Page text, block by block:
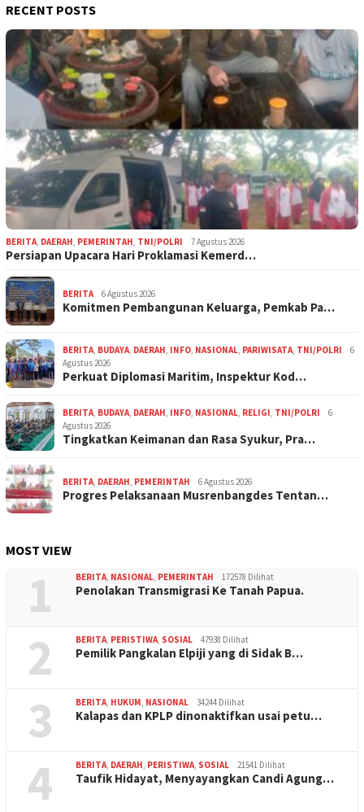
RECENT POSTS
BERITA DAERAH PEMERINTAH TNI/POLRI 7 Agustus 2026
Persiapan Upacara Hari Proklamasi Kemerd…
BERITA 6 Agustus 2026
Komitmen Pembangunan Keluarga, Pemkab Pa…
BERITA BUDAYA DAERAH INFO NASIONAL PARIWISATA TNI/POLRI
6
Agustus 2026
Perkuat Diplomasi Maritim, Inspektur Kod…
BERITA BUDAYA DAERAH INFO NASIONAL RELIGI TNI/POLRI
6
Agustus 2026
Tingkatkan Keimanan dan Rasa Syukur, Pra…
BERITA DAERAH PEMERINTAH 6 Agustus 2026
Progres Pelaksanaan Musrenbangdes Tentan…
MOST VIEW
1 BERITA NASIONAL PEMERINTAH 172578 Dilihat
Penolakan Transmigrasi Ke Tanah Papua.
2 BERITA PERISTIWA SOSIAL 47938 Dilihat
Pemilik Pangkalan Elpiji yang di Sidak B…
3 BERITA HUKUM NASIONAL 34244 Dilihat
Kalapas dan KPLP dinonaktifkan usai petu…
4 BERITA DAERAH PERISTIWA SOSIAL 21541 Dilihat
Taufik Hidayat, Menyayangkan Candi Agung…